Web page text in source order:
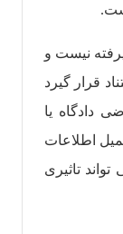
نیست و
قرار گیرد
دادگاه یا
اطلاعات
تاثیری